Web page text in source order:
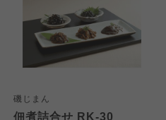
磯じまん
佃煮詰合せ RK-30